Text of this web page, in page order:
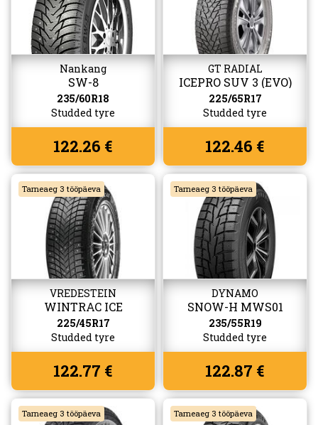
Nankang
SW-8
235/60R18
Studded tyre
122.26 €
GT RADIAL
ICEPRO SUV 3 (EVO)
225/65R17
Studded tyre
122.46 €
Tarneaeg 3 tööpäeva
VREDESTEIN
WINTRAC ICE
225/45R17
Studded tyre
122.77 €
Tarneaeg 3 tööpäeva
DYNAMO
SNOW-H MWS01
(W517)
235/55R19
Studded tyre
122.87 €
Tarneaeg 3 tööpäeva Tarneaeg 3 tööpäeva